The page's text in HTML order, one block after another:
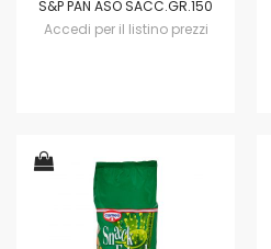
S&P PAN ASO SACC.GR.150
Accedi per il listino prezzi